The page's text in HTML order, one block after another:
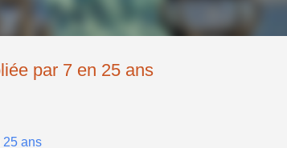
par 7 en 25 ans
25 ans